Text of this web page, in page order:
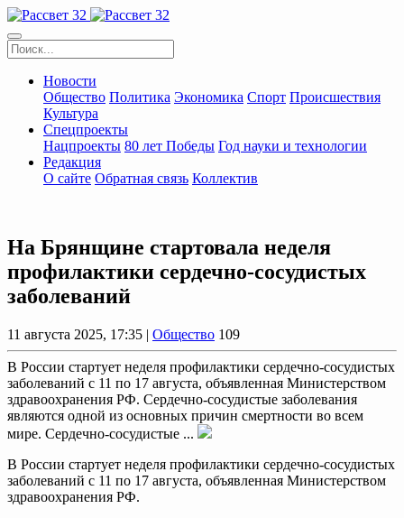
Новости
Общество Политика Экономика Спорт Происшествия
Культура
Спецпроекты
Нацпроекты 80 лет Победы Год науки и технологии
Редакция
О сайте Обратная связь Коллектив
На Брянщине стартовала неделя
профилактики сердечно-сосудистых
заболеваний
11 августа 2025, 17:35 | Общество 109
В России стартует неделя профилактики сердечно-сосудистых
заболеваний с 11 по 17 августа, объявленная Министерством
здравоохранения РФ. Сердечно-сосудистые заболевания
являются одной из основных причин смертности во всем
мире. Сердечно-сосудистые ...
В России стартует неделя профилактики сердечно-сосудистых
заболеваний с 11 по 17 августа, объявленная Министерством
здравоохранения РФ.